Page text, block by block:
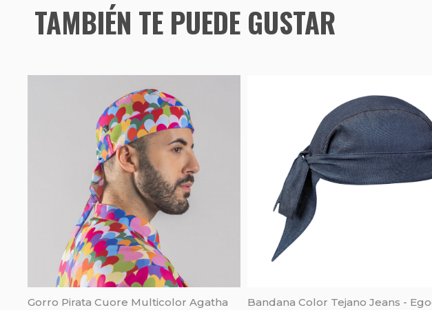
TAMBIÉN TE PUEDE GUSTAR
Gorro Pirata Cuore Multicolor Agatha
Bandana Color Tejano Jeans -